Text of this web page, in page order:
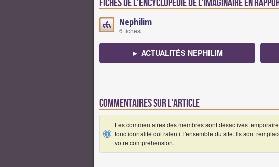
Fiches de l'encyclopédie de l'imaginaire en
Nephilim
6 fiches
► ACTUALITÉS NEPHILIM
Commentaires sur l'article
Les commentaires des membres sont désactivés
fonctionnalité qui ralentit l'ensemble du site. Ils sont
votre compréhension.